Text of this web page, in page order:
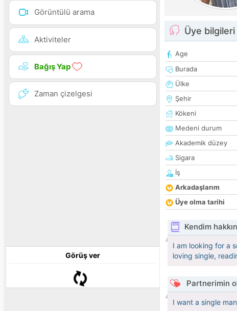
Görüntülü arama
Aktiviteler
Bağış Yap
Zaman çizelgesi
Görüş ver
Üye bilgileri
Age
Burada
Ülke
Şehir
Kökeni
Medeni durum
Akademik düzey
Sigara
İş
Arkadaşlarım
Üye olma tarihi
Kendim
I am looking for a
loving single,
Partnerimin
I want a single